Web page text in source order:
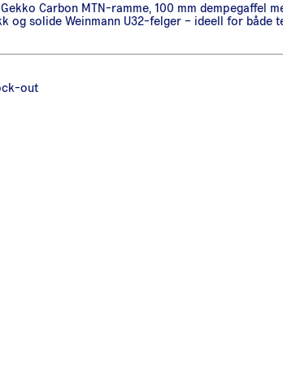
Carbon MTN-ramme, 100 mm
og solide Weinmann U32-felger – ideell for
out